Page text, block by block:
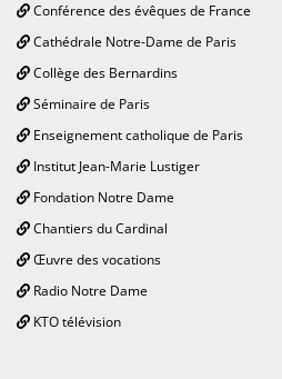
Conférence des évêques de France
Cathédrale Notre-Dame de Paris
Collège des Bernardins
Séminaire de Paris
Enseignement catholique de Paris
Institut Jean-Marie Lustiger
Fondation Notre Dame
Chantiers du Cardinal
Œuvre des vocations
Radio Notre Dame
KTO télévision